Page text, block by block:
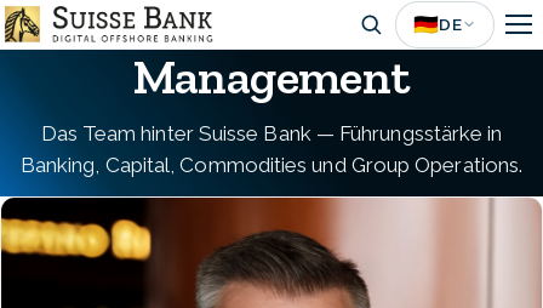
Skip
to
🇩🇪DE
Management
Das Team hinter Suisse Bank — Führungsstärke in
Banking, Capital, Commodities und Group Operations.